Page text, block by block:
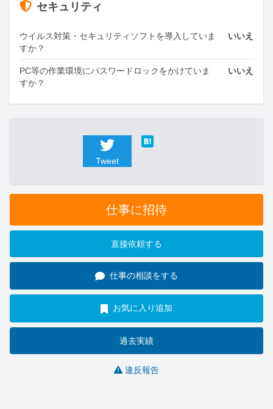
セキュリティ
ウイルス対策・セキュリティソフトを導入していま
すか？
いいえ
PC等の作業環境にパスワードロックをかけていま
すか？
いいえ
Tweet
仕事に招待
直接依頼する
仕事の相談をする
お気に入り追加
過去実績
違反報告